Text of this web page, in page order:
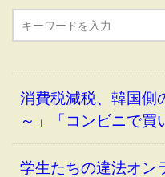
消費税減税、韓国側
～」「コンビニで買
学生たちの違法オン